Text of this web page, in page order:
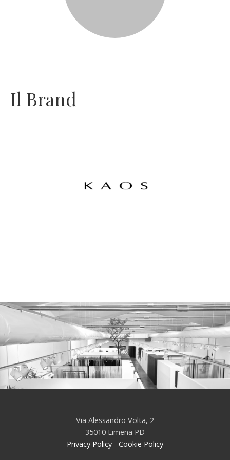
Il Brand
Via Alessandro Volta, 2
35010 Limena PD
Privacy Policy - Cookie Policy